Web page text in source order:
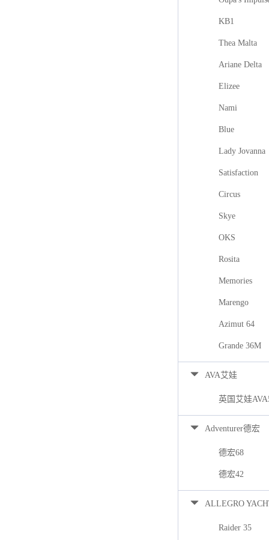
KB1
Thea Malta
Ariane Delta
Elizee
Nami
Blue
Lady Jovanna
Satisfaction
Circus
Skye
OKS
Rosita
Memories
Marengo
Azimut 64
Grande 36M
AVA艾娃
英国艾娃
Adventurer德宏
德宏68
德宏42
ALLEGRO
Raider 35